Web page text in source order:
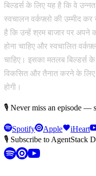
बिल्डर्स के लिए यह है कि वे
स्वचालन वर्कफ़्लो की उम्मीद
है कि उन्हें श्रम बाजार पर अपने
होना चाहिए और स्वचालित
चाहिए। इसका मतलब बिल्डर्स
विकसित और तैनात करने के
होगी।
🎙 Never miss an episode —
Spotify Apple iHeart
🎙 Subscribe to AgentStack